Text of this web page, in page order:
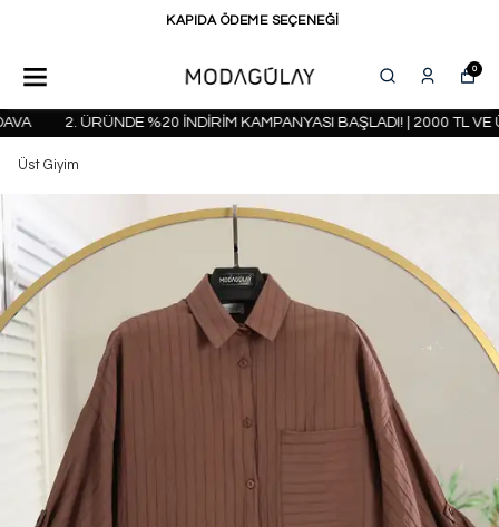
KAPIDA ÖDEME SEÇENEĞİ
0
2. ÜRÜNDE %20 İNDİRİM KAMPANYASI BAŞLADI! | 2000 TL VE
Üst Giyim